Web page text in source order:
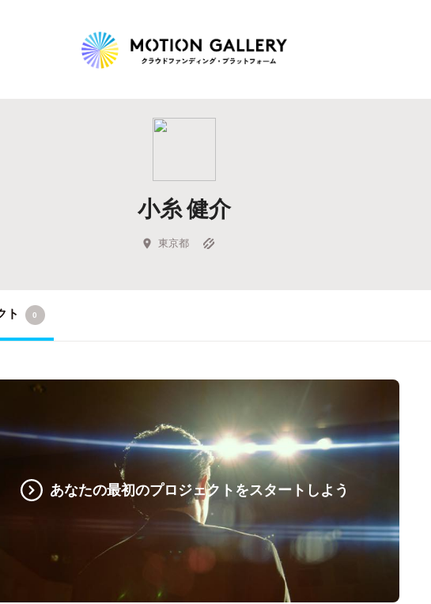
Highlight
Feature
キュレーターから探す
小糸 健介
東京都
ト 0
あなたの最初のプロジェクトをスタートしよう